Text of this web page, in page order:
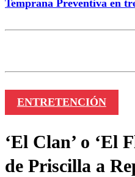
Temprana Preventiva en
ENTRETENCIÓN
‘El Clan’ o ‘El
de Priscilla a